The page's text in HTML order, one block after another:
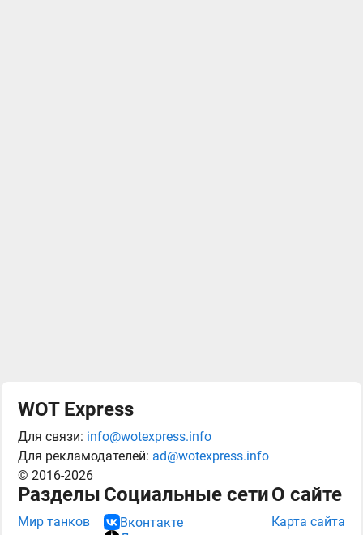
WOT Express
Для связи: info@wotexpress.info
Для рекламодателей: ad@wotexpress.info
© 2016-2026
Разделы
Мир танков
Социальные сети
Вконтакте
О сайте
Карта сайта